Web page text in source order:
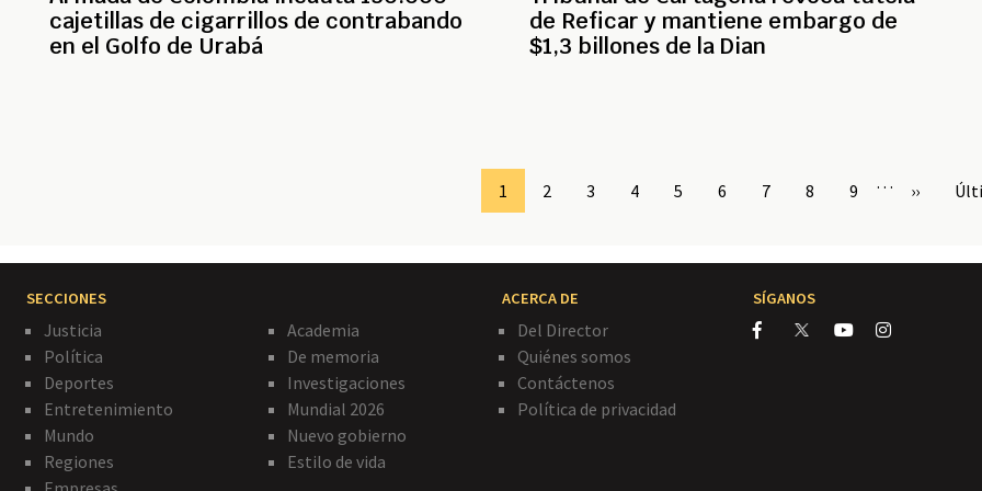
cajetillas de cigarrillos de contrabando
en el Golfo de Urabá
de Reficar y mantiene embargo de
$1,3 billones de la Dian
Page
1 Page
2 Page
3 Page
4 Page
5 Page
6 Page
7 Page
8 Page
9 …
Siguiente
››
SECCIONES
Justicia
Política
Deportes
Entretenimiento
Mundo
Regiones
Academia
De memoria
Investigaciones
Mundial 2026
Nuevo gobierno
Estilo de vida
ACERCA DE
Del Director
Quiénes somos
Contáctenos
Política de privacidad
SÍGANOS